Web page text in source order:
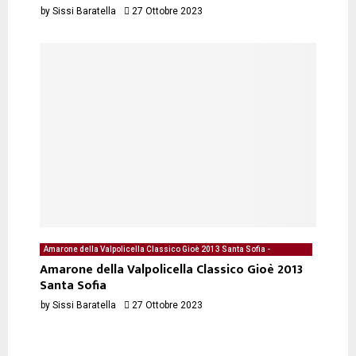
by Sissi Baratella 27 Ottobre 2023
Amarone della Valpolicella Classico Gioè 2013 Santa Sofia -
Amarone della Valpolicella Classico Gioè 2013
Santa Sofia
by Sissi Baratella 27 Ottobre 2023